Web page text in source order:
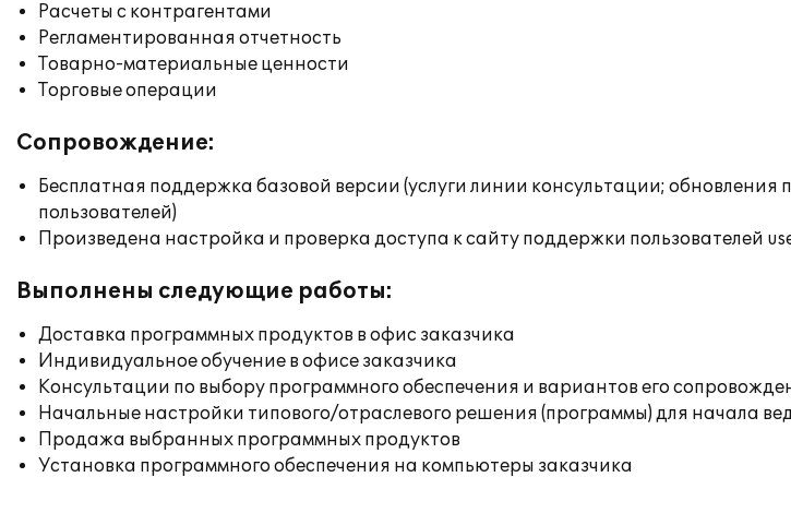
Расчеты с контрагентами
Регламентированная отчетность
Товарно-материальные ценности
Торговые операции
Сопровождение:
Бесплатная поддержка базовой версии (услуги линии консультации;
пользователей)
Произведена настройка и проверка доступа к сайту поддержки пользователей
Выполнены следующие работы:
Доставка программных продуктов в офис заказчика
Индивидуальное обучение в офисе заказчика
Консультации по выбору программного обеспечения и вариантов его
Начальные настройки типового/отраслевого решения (программы) для начала
Продажа выбранных программных продуктов
Установка программного обеспечения на компьютеры заказчика